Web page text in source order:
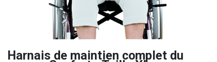
Harnais de maintien complet du